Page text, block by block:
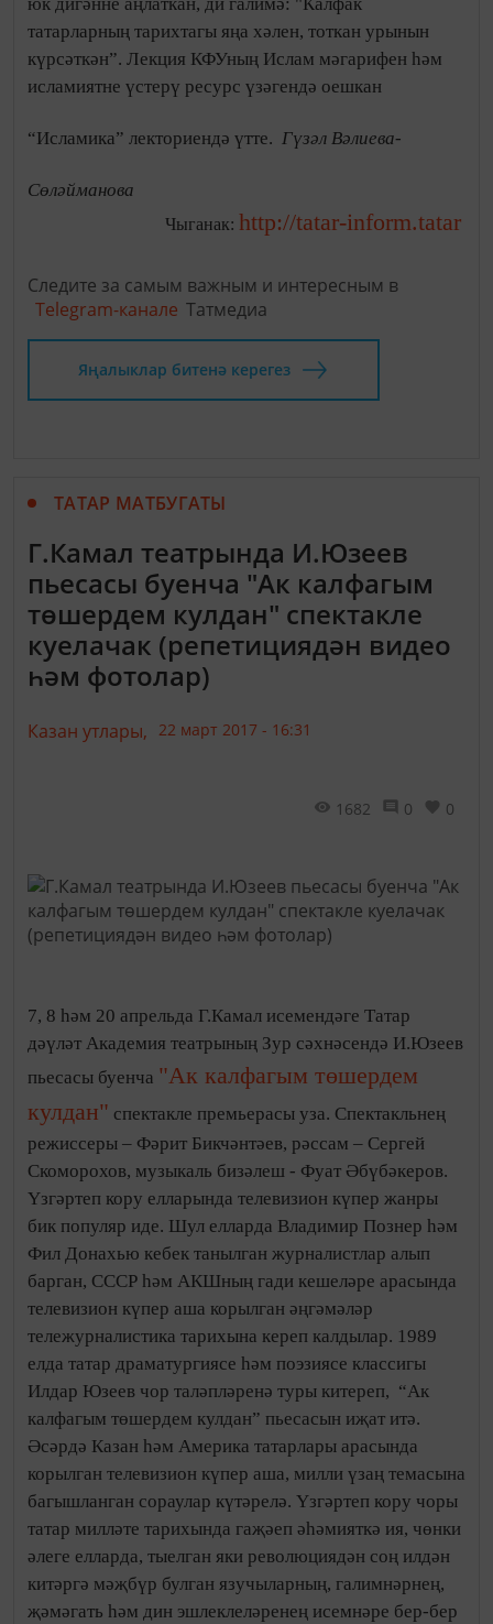
юк дигәнне аңлаткан, ди галимә: "Калфак
татарларның тарихтагы яңа хәлен, тоткан урынын
күрсәткән”. Лекция КФУның Ислам мәгарифен һәм
исламиятне үстерү ресурс үзәгендә оешкан
“Исламика” лекториендә үтте. Гүзәл Вәлиева-
Сөләйманова
Чыганак: http://tatar-inform.tatar
Следите за самым важным и интересным в
Telegram-канале Татмедиа
Яңалыклар битенә керегез
ТАТАР МАТБУГАТЫ
Г.Камал театрында И.Юзеев
пьесасы буенча "Ак калфагым
төшердем кулдан" спектакле
куелачак (репетициядән видео
һәм фотолар)
Казан утлары, 22 март 2017 - 16:31
1682 0 0
7, 8 һәм 20 апрельда Г.Камал исемендәге Татар
дәүләт Академия театрының Зур сәхнәсендә И.Юзеев
пьесасы буенча "Ак калфагым төшердем
кулдан" спектакле премьерасы уза. Спектакльнең
режиссеры – Фәрит Бикчәнтәев, рәссам – Сергей
Скоморохов, музыкаль бизәлеш - Фуат Әбүбәкеров.
Үзгәртеп кору елларында телевизион күпер жанры
бик популяр иде. Шул елларда Владимир Познер һәм
Фил Донахью кебек танылган журналистлар алып
барган, СССР һәм АКШның гади кешеләре арасында
телевизион күпер аша корылган әңгәмәләр
тележурналистика тарихына кереп калдылар. 1989
елда татар драматургиясе һәм поэзиясе классигы
Илдар Юзеев чор таләпләренә туры китереп, “Ак
калфагым төшердем кулдан” пьесасын иҗат итә.
Әсәрдә Казан һәм Америка татарлары арасында
корылган телевизион күпер аша, милли үзаң темасына
багышланган сораулар күтәрелә. Үзгәртеп кору чоры
татар милләте тарихында гаҗәеп әһәмияткә ия, чөнки
әлеге елларда, тыелган яки революциядән соң илдән
китәргә мәҗбүр булган язучыларның, галимнәрнең,
җәмәгать һәм дин эшлеклеләренең исемнәре бер-бер